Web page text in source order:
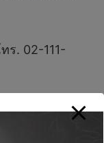
ร. 02-111-
โทร. 02-888-